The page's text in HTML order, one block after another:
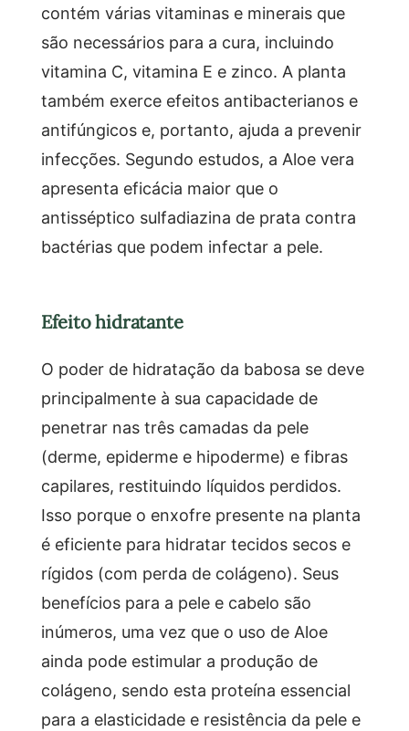
contém várias vitaminas e minerais que
são necessários para a cura, incluindo
vitamina C, vitamina E e zinco. A planta
também exerce efeitos antibacterianos e
antifúngicos e, portanto, ajuda a prevenir
infecções. Segundo estudos, a Aloe vera
apresenta eficácia maior que o
antisséptico sulfadiazina de prata contra
bactérias que podem infectar a pele.
Efeito hidratante
O poder de hidratação da babosa se deve
principalmente à sua capacidade de
penetrar nas três camadas da pele
(derme, epiderme e hipoderme) e fibras
capilares, restituindo líquidos perdidos.
Isso porque o enxofre presente na planta
é eficiente para hidratar tecidos secos e
rígidos (com perda de colágeno). Seus
benefícios para a pele e cabelo são
inúmeros, uma vez que o uso de Aloe
ainda pode estimular a produção de
colágeno, sendo esta proteína essencial
para a elasticidade e resistência da pele e